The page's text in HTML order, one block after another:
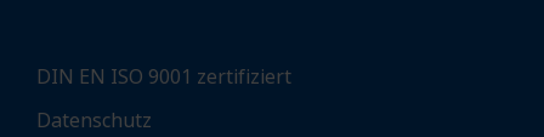
DIN EN ISO 9001 zertifiziert
Datenschutz